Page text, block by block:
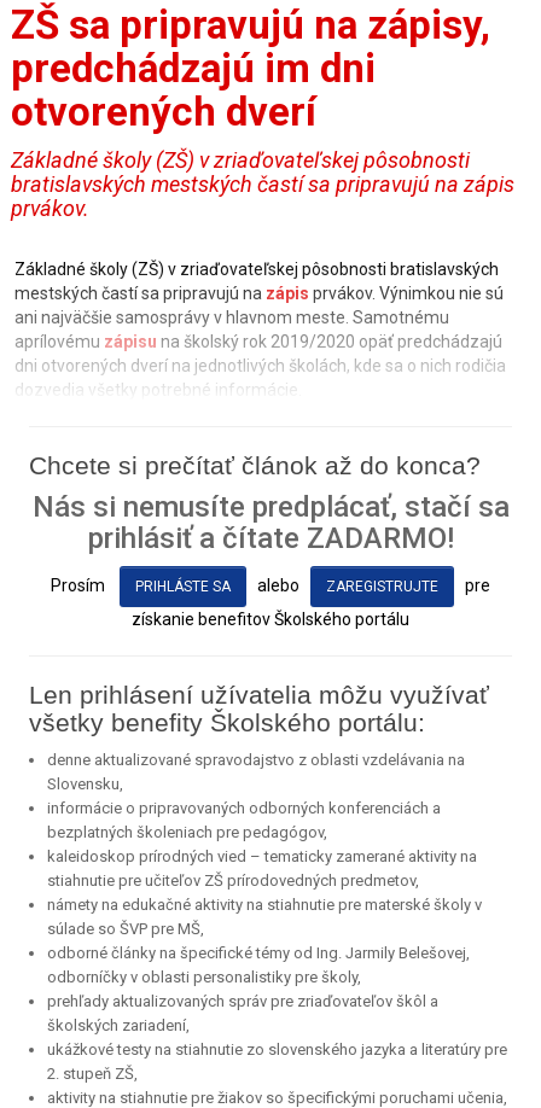
ZŠ sa pripravujú na zápisy,
predchádzajú im dni
otvorených dverí
Základné školy (ZŠ) v zriaďovateľskej pôsobnosti
bratislavských mestských častí sa pripravujú na zápis
prvákov.
Základné školy (ZŠ) v zriaďovateľskej pôsobnosti bratislavských
mestských častí sa pripravujú na zápis prvákov. Výnimkou nie sú
ani najväčšie samosprávy v hlavnom meste. Samotnému
aprílovému zápisu na školský rok 2019/2020 opäť predchádzajú
dni otvorených dverí na jednotlivých školách, kde sa o nich rodičia
dozvedia všetky potrebné informácie.
Chcete si prečítať článok až do konca?
Nás si nemusíte predplácať, stačí sa
prihlásiť a čítate ZADARMO!
Prosím PRIHLÁSTE SA alebo ZAREGISTRUJTE
pre
získanie benefitov Školského portálu
Len prihlásení užívatelia môžu využívať
všetky benefity Školského portálu:
denne aktualizované spravodajstvo z oblasti vzdelávania na
Slovensku,
informácie o pripravovaných odborných konferenciách a
bezplatných školeniach pre pedagógov,
kaleidoskop prírodných vied – tematicky zamerané aktivity na
stiahnutie pre učiteľov ZŠ prírodovedných predmetov,
námety na edukačné aktivity na stiahnutie pre materské školy v
súlade so ŠVP pre MŠ,
odborné články na špecifické témy od Ing. Jarmily Belešovej,
odborníčky v oblasti personalistiky pre školy,
prehľady aktualizovaných správ pre zriaďovateľov škôl a
školských zariadení,
ukážkové testy na stiahnutie zo slovenského jazyka a literatúry pre
2. stupeň ZŠ,
aktivity na stiahnutie pre žiakov so špecifickými poruchami učenia,